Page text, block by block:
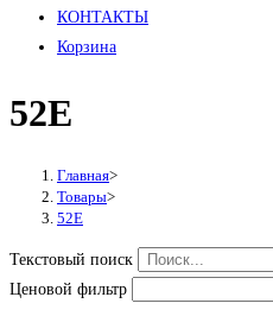
КОНТАКТЫ
Корзина
52E
Главная>
Товары>
52E
Текстовый поиск
Ценовой фильтр